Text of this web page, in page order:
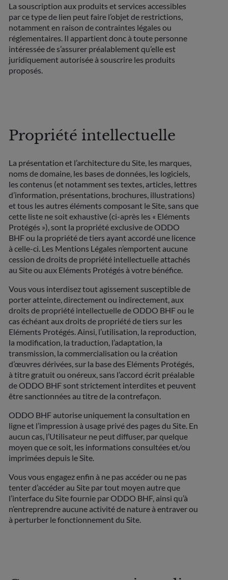
La souscription aux produits et services accessibles
par ce type de lien peut faire l’objet de restrictions,
notamment en raison de contraintes légales ou
réglementaires. Il appartient donc à toute personne
intéressée de s’assurer préalablement qu’elle est
juridiquement autorisée à souscrire les produits
proposés.
Propriété intellectuelle
La présentation et l’architecture du Site, les marques,
noms de domaine, les bases de données, les logiciels,
les contenus (et notamment ses textes, articles, lettres
d’information, présentations, brochures, illustrations)
et tous les autres éléments composant le Site, sans que
cette liste ne soit exhaustive (ci-après les « Eléments
Protégés »), sont la propriété exclusive de ODDO
BHF ou la propriété de tiers ayant accordé une licence
à celle-ci. Les Mentions Légales n’emportent aucune
cession de droits de propriété intellectuelle attachés
au Site ou aux Eléments Protégés à votre bénéfice.
Vous vous interdisez tout agissement susceptible de
porter atteinte, directement ou indirectement, aux
droits de propriété intellectuelle de ODDO BHF ou le
cas échéant aux droits de propriété de tiers sur les
Eléments Protégés. Ainsi, l’utilisation, la reproduction,
la modification, la traduction, l’adaptation, la
transmission, la commercialisation ou la création
d’œuvres dérivées, sur la base des Eléments Protégés,
à titre gratuit ou onéreux, sans l’accord écrit préalable
de ODDO BHF sont strictement interdites et peuvent
être sanctionnées au titre de la contrefaçon.
ODDO BHF autorise uniquement la consultation en
ligne et l’impression à usage privé des pages du Site. En
aucun cas, l’Utilisateur ne peut diffuser, par quelque
moyen que ce soit, les informations consultées et/ou
imprimées depuis le Site.
Vous vous engagez enfin à ne pas accéder ou ne pas
tenter d’accéder au Site par tout moyen autre que
l’interface du Site fournie par ODDO BHF, ainsi qu’à
n’entreprendre aucune activité de nature à entraver ou
à perturber le fonctionnement du Site.